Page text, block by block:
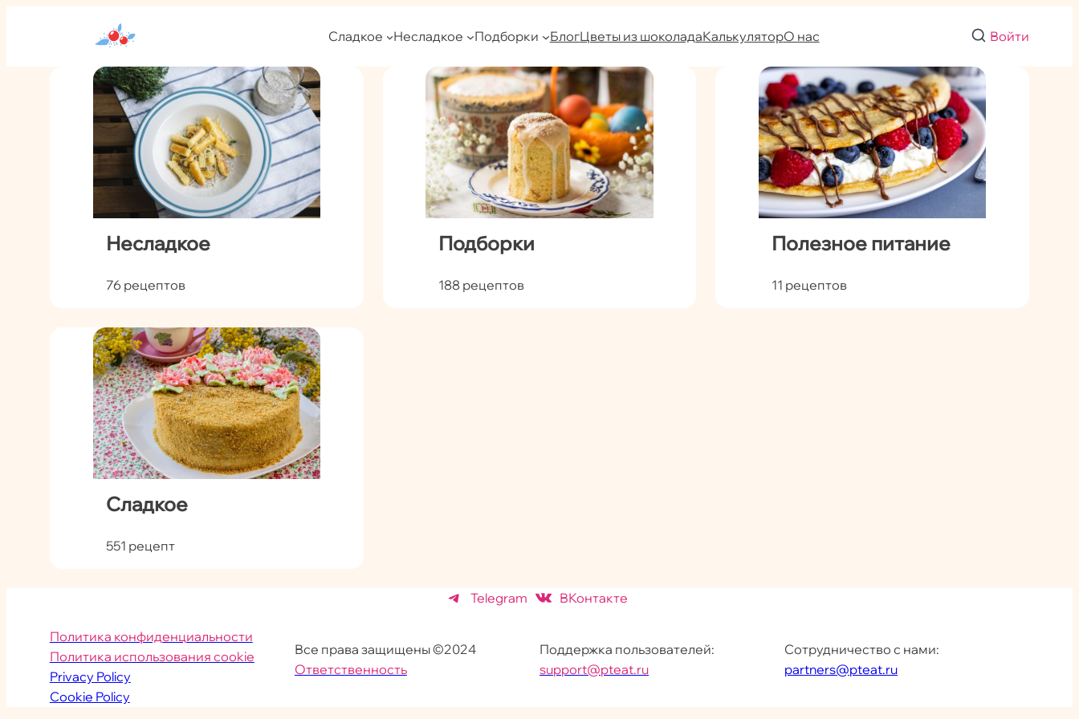
Сладкое Несладкое Подборки БлогЦветы из шоколадаКалькуляторО нас Войти
Несладкое
76 рецептов
Подборки
188 рецептов
Полезное питание
11 рецептов
Сладкое
551 рецепт
Telegram ВКонтакте
Политика конфиденциальности
Политика использования cookie
Privacy Policy
Cookie Policy
Все права защищены ©2024
Ответственность
Поддержка пользователей:
support@pteat.ru
Сотрудничество с нами:
partners@pteat.ru